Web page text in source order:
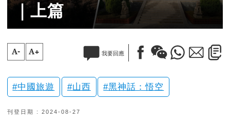
｜上篇
A- A+ 我要回應
中國旅遊 山西 黑神話：悟空
刊登日期 : 2024-08-27